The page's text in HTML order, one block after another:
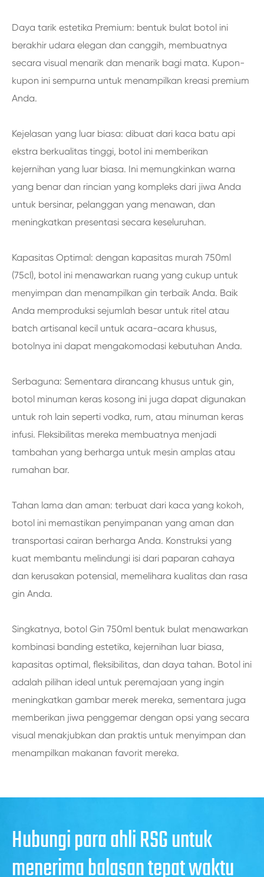
Daya tarik estetika Premium: bentuk bulat botol ini
berakhir udara elegan dan canggih, membuatnya
secara visual menarik dan menarik bagi mata. Kupon-
kupon ini sempurna untuk menampilkan kreasi premium
Anda.
Kejelasan yang luar biasa: dibuat dari kaca batu api
ekstra berkualitas tinggi, botol ini memberikan
kejernihan yang luar biasa. Ini memungkinkan warna
yang benar dan rincian yang kompleks dari jiwa Anda
untuk bersinar, pelanggan yang menawan, dan
meningkatkan presentasi secara keseluruhan.
Kapasitas Optimal: dengan kapasitas murah 750ml
(75cl), botol ini menawarkan ruang yang cukup untuk
menyimpan dan menampilkan gin terbaik Anda. Baik
Anda memproduksi sejumlah besar untuk ritel atau
batch artisanal kecil untuk acara-acara khusus,
botolnya ini dapat mengakomodasi kebutuhan Anda.
Serbaguna: Sementara dirancang khusus untuk gin,
botol minuman keras kosong ini juga dapat digunakan
untuk roh lain seperti vodka, rum, atau minuman keras
infusi. Fleksibilitas mereka membuatnya menjadi
tambahan yang berharga untuk mesin amplas atau
rumahan bar.
Tahan lama dan aman: terbuat dari kaca yang kokoh,
botol ini memastikan penyimpanan yang aman dan
transportasi cairan berharga Anda. Konstruksi yang
kuat membantu melindungi isi dari paparan cahaya
dan kerusakan potensial, memelihara kualitas dan rasa
gin Anda.
Singkatnya, botol Gin 750ml bentuk bulat menawarkan
kombinasi banding estetika, kejernihan luar biasa,
kapasitas optimal, fleksibilitas, dan daya tahan. Botol ini
adalah pilihan ideal untuk peremajaan yang ingin
meningkatkan gambar merek mereka, sementara juga
memberikan jiwa penggemar dengan opsi yang secara
visual menakjubkan dan praktis untuk menyimpan dan
menampilkan makanan favorit mereka.
Hubungi para ahli RSG untuk
menerima balasan tepat waktu